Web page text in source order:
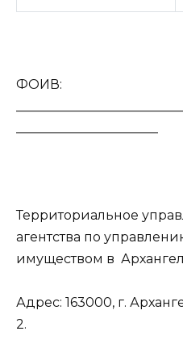
ФОИВ:
Территориальное
агентства по
имуществом в
Адрес: 163000, г.
2.